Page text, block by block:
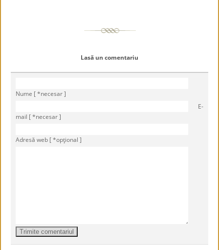
Lasă un comentariu
Nume [ *necesar ]
E-
mail [ *necesar ]
Adresă web [ *opţional ]